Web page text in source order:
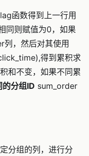
函数得到上一行用
同则赋值为0，如果
列，然后对其使用
得到累积求
和不变，如果不同累
分组ID sum_order
分组的列，进行分